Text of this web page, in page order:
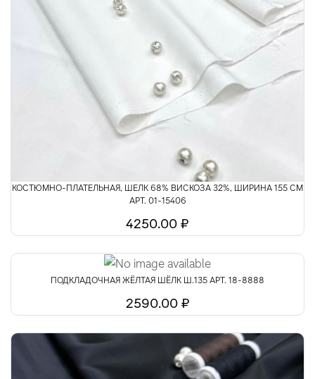
Трикотаж
Хлопок
КОСТЮМНО-ПЛАТЕЛЬНАЯ, ШЕЛК 68% ВИСКОЗА 32%, ШИРИНА 155 СМ
АРТ. 01-15406
4250.00 ₽
ПОДКЛАДОЧНАЯ ЖЁЛТАЯ ШЁЛК Ш.135 АРТ. 18-8888
2590.00 ₽